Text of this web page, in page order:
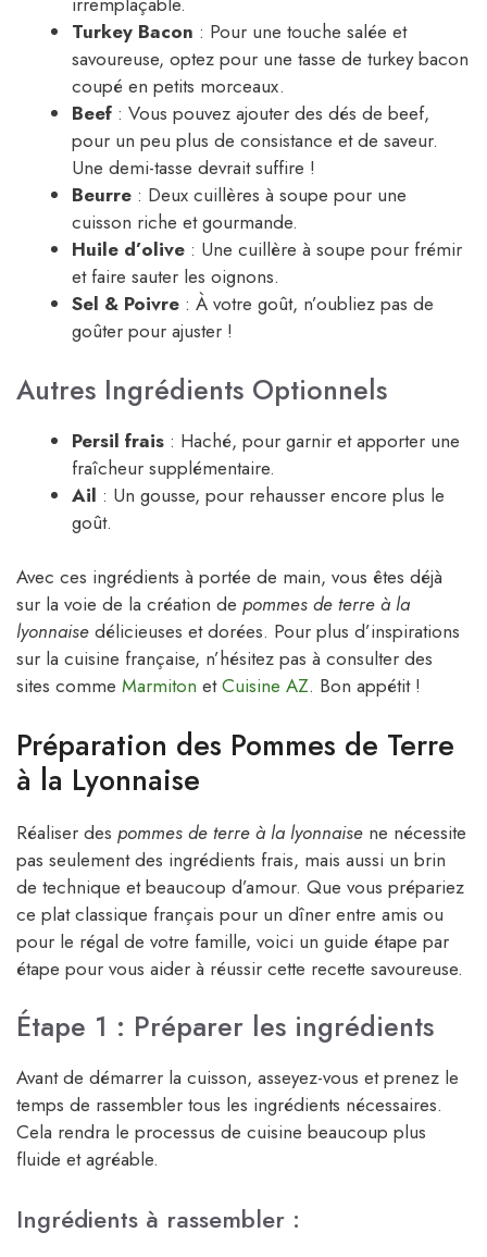
Turkey Bacon : Pour une touche salée et
savoureuse, optez pour une tasse de turkey bacon
coupé en petits morceaux.
Beef : Vous pouvez ajouter des dés de beef,
pour un peu plus de consistance et de saveur.
Une demi-tasse devrait suffire !
Beurre : Deux cuillères à soupe pour une
cuisson riche et gourmande.
Huile d’olive : Une cuillère à soupe pour frémir
et faire sauter les oignons.
Sel & Poivre : À votre goût, n’oubliez pas de
goûter pour ajuster !
Autres Ingrédients Optionnels
Persil frais : Haché, pour garnir et apporter une
fraîcheur supplémentaire.
Ail : Un gousse, pour rehausser encore plus le
goût.
Avec ces ingrédients à portée de main, vous êtes déjà
sur la voie de la création de pommes de terre à la
lyonnaise délicieuses et dorées. Pour plus d’inspirations
sur la cuisine française, n’hésitez pas à consulter des
sites comme Marmiton etCuisine AZ. Bon appétit !
Préparation des Pommes de Terre
à la Lyonnaise
Réaliser des pommes de terre à la lyonnaise ne nécessite
pas seulement des ingrédients frais, mais aussi un brin
de technique et beaucoup d’amour. Que vous prépariez
ce plat classique français pour un dîner entre amis ou
pour le régal de votre famille, voici un guide étape par
étape pour vous aider à réussir cette recette savoureuse.
Étape 1 : Préparer les ingrédients
Avant de démarrer la cuisson, asseyez-vous et prenez le
temps de rassembler tous les ingrédients nécessaires.
Cela rendra le processus de cuisine beaucoup plus
fluide et agréable.
Ingrédients à rassembler :